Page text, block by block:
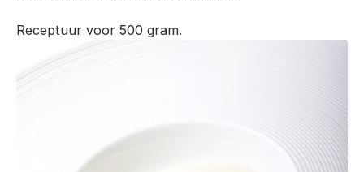
Receptuur voor 500 gram.